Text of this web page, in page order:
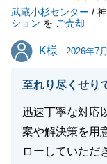
武蔵小杉センター /
ション を ご売却
K様
K様 2026年7
至れり尽くせり
迅速丁寧な対応
案や解決策を用
ローしていただ